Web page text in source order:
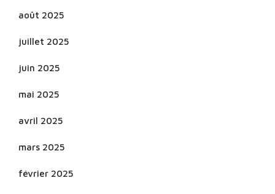
août 2025
juillet 2025
juin 2025
mai 2025
avril 2025
mars 2025
février 2025